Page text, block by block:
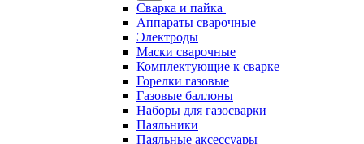
Сварка и пайка
Аппараты сварочные
Электроды
Маски сварочные
Комплектующие к сварке
Горелки газовые
Газовые баллоны
Наборы для газосварки
Паяльники
Паяльные аксессуары